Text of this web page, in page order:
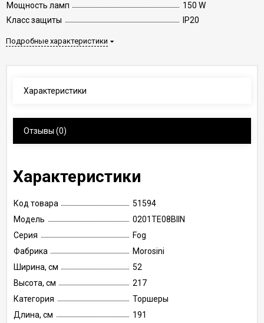
Мощность ламп
150 W
Класс защиты
IP20
Подробные характеристики
Характеристики
Отзывы (0)
Характеристики
Код товара
51594
Модель
0201TE08BIIN
Серия
Fog
Фабрика
Morosini
Ширина, см
52
Высота, см
217
Категория
Торшеры
Длина, см
191